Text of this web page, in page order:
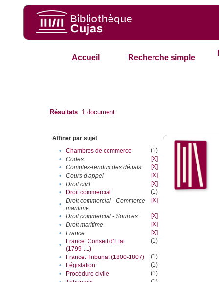
Accueil Recherche simple
Résultats 1 document
Affiner par sujet
•
Chambres de commerce
(1)
•
Codes
[X]
•
Comptes-rendus des débats
[X]
•
Cours d’appel
[X]
•
Droit civil
[X]
•
Droit commercial
(1)
•
Droit commercial - Commerce
maritime
[X]
• Droit commercial - Sources
[X]
•
Droit maritime
[X]
•
France
[X]
•
France. Conseil d’Etat
(1799-....)
(1)
• France. Tribunat (1800-1807)
(1)
•
Législation
(1)
•
Procédure civile
(1)